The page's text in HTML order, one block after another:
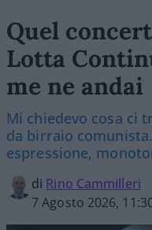
Quel
Lotta
me ne andai
Mi chiedevo cosa ci
da birraio
espressione,
di Rino Cammilleri
7 Agosto 2026,